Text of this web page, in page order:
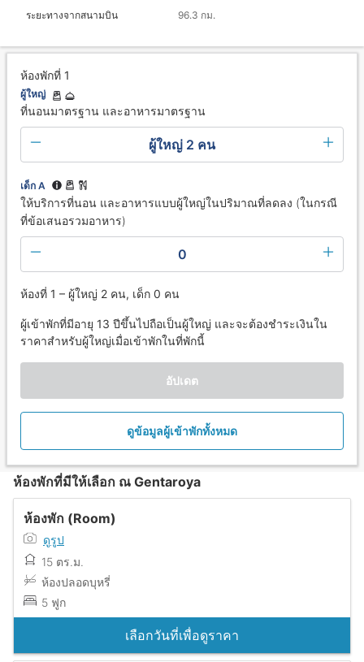
ระยะทางจากสนามบิน 96.3 กม.
ห้องพักที่ 1
ผู้ใหญ่
ที่นอนมาตรฐาน และอาหารมาตรฐาน
ผู้ใหญ่ 2 คน
เด็ก A
ให้บริการที่นอน และอาหารแบบผู้ใหญ่ในปริมาณที่ลดลง (ในกรณี
ที่ข้อเสนอรวมอาหาร)
0
ห้องที่ 1 – ผู้ใหญ่ 2 คน, เด็ก 0 คน
ผู้เข้าพักที่มีอายุ 13 ปีขึ้นไปถือเป็นผู้ใหญ่ และจะต้องชำระเงินใน
ราคาสำหรับผู้ใหญ่เมื่อเข้าพักในที่พักนี้
อัปเดต
ดูข้อมูลผู้เข้าพักทั้งหมด
ห้องพักที่มีให้เลือก ณ Gentaroya
ห้องพัก (Room)
ดูรูป
15 ตร.ม.
ห้องปลอดบุหรี่
5 ฟูก
เลือกวันที่เพื่อดูราคา